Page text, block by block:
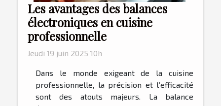
Les avantages des balances
électroniques en cuisine
professionnelle
Jeudi 19 juin 2025 10h
Dans le monde exigeant de la cuisine
professionnelle, la précision et l’efficacité
sont des atouts majeurs. La balance